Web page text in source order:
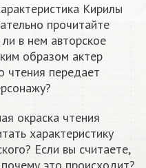
Кирилы
прочитайте
в нем авторское
образом актер
чтения передает
окраска чтения
характеристику
Если вы считаете,